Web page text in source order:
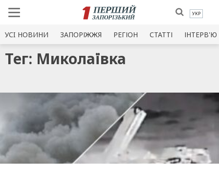
УКР
УСI НОВИНИ ЗАПОРІЖЖЯ РЕГІОН СТАТТІ ІНТЕРВ'Ю
Тег: Миколаївка